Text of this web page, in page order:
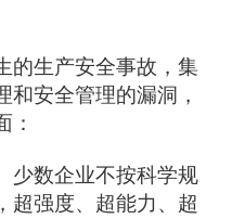
生产安全事故，集
和安全管理的漏洞，
：
数企业不按科学规
超强度、超能力、超